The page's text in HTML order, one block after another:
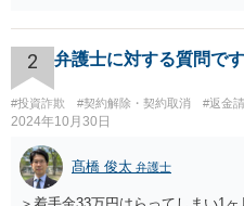
のような状況では、放置すれば債
弁護士を入れて早期に対応する必
護士を入れて対応すべき事案です
思表示を行い、応答がなければ訴
るべきです。相手方であるみんな
より業務停止命令を受けており、
の疑いも報道されています。返還
もあるため、他の債権者に先んじ
2 弁護士に対する質問です
#投資詐欺 #契約解除・契約取消 #返金
2024年10月30日
髙橋 俊太 弁護士
＞着手金33万円はらってしまい1